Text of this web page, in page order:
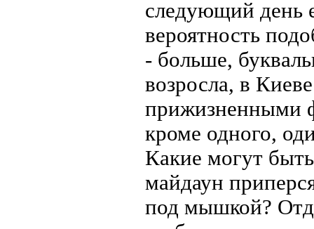
следующий день
вероятность
- больше,
возросла, в
прижизненными
кроме одного,
Какие могут
майдаун
под мышкой?